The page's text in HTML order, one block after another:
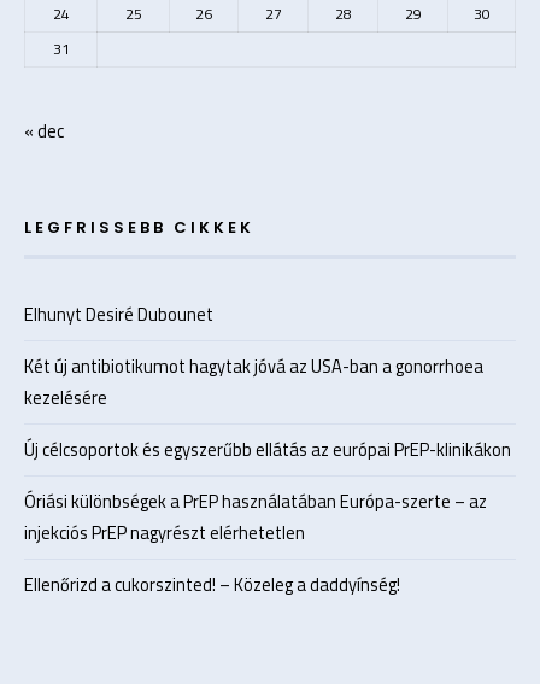
24
25 26 27 28 29
30
31
« dec
LEGFRISSEBB CIKKEK
Elhunyt Desiré Dubounet
Két új antibiotikumot hagytak jóvá az USA-ban a gonorrhoea
kezelésére
Új célcsoportok és egyszerűbb ellátás az európai PrEP-klinikákon
Óriási különbségek a PrEP használatában Európa-szerte – az
injekciós PrEP nagyrészt elérhetetlen
Ellenőrizd a cukorszinted! – Közeleg a daddyínség!